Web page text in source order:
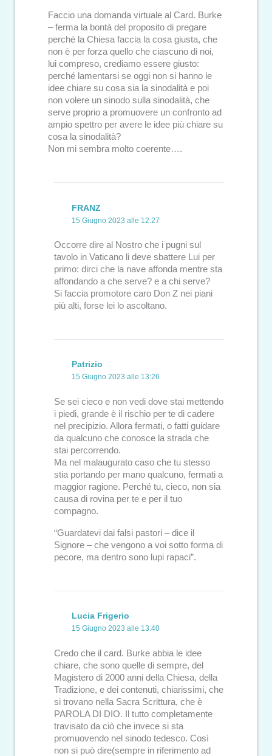
Faccio una domanda virtuale al Card. Burke
– ferma la bontà del proposito di pregare
perché la Chiesa faccia la cosa giusta, che
non è per forza quello che ciascuno di noi,
lui compreso, crediamo essere giusto:
perché lamentarsi se oggi non si hanno le
idee chiare su cosa sia la sinodalità e poi
non volere un sinodo sulla sinodalità, che
serve proprio a promuovere un confronto ad
ampio spettro per avere le idee più chiare su
cosa la sinodalità?
Non mi sembra molto coerente….
FRANZ
15 Giugno 2023 alle 12:27
Occorre dire al Nostro che i pugni sul
tavolo in Vaticano li deve sbattere Lui per
primo: dirci che la nave affonda mentre sta
affondando a che serve? e a chi serve?
Si faccia promotore caro Don Z nei piani
più alti, forse lei lo ascoltano.
Patrizio
15 Giugno 2023 alle 13:26
Se sei cieco e non vedi dove stai mettendo
i piedi, grande è il rischio per te di cadere
nel precipizio. Allora fermati, o fatti guidare
da qualcuno che conosce la strada che
stai percorrendo.
Ma nel malaugurato caso che tu stesso
stia portando per mano qualcuno, fermati a
maggior ragione. Perché tu, cieco, non sia
causa di rovina per te e per il tuo
compagno.
“Guardatevi dai falsi pastori – dice il
Signore – che vengono a voi sotto forma di
pecore, ma dentro sono lupi rapaci”.
Lucia Frigerio
15 Giugno 2023 alle 13:40
Credo che il card. Burke abbia le idee
chiare, che sono quelle di sempre, del
Magistero di 2000 anni della Chiesa, della
Tradizione, e dei contenuti, chiarissimi, che
si trovano nella Sacra Scrittura, che è
PAROLA DI DIO. Il tutto completamente
travisato da ciò che invece si sta
promuovendo nel sinodo tedesco. Così
non si può dire(sempre in riferimento ad